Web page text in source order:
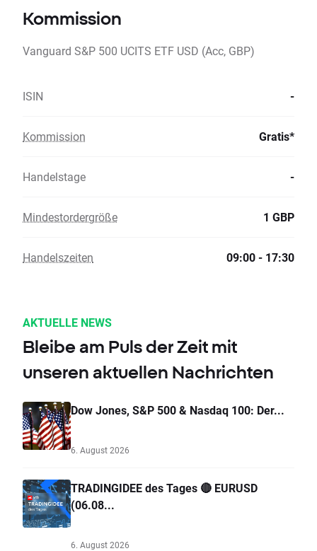
Kommission
Vanguard S&P 500 UCITS ETF USD (Acc, GBP)
ISIN -
Kommission Gratis*
Handelstage -
Mindestordergröße 1 GBP
Handelszeiten 09:00 - 17:30
AKTUELLE NEWS
Bleibe am Puls der Zeit mit
unseren aktuellen Nachrichten
Dow Jones, S&P 500 & Nasdaq 100: Der...
6. August 2026
TRADINGIDEE des Tages 🔴 EURUSD
(06.08...
6. August 2026